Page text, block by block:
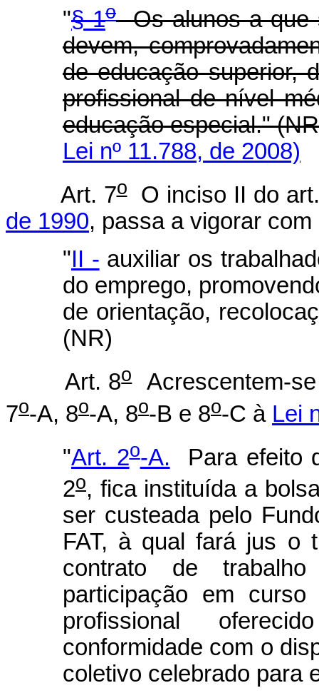
"§ 1oOs alunos a que
devem,
de educação superior,
profissional de nível
educação especial."
Lei nº 11.788, de 2008)
Art. 7oO inciso II do
de 1990, passa a vigorar
"II - auxiliar os
do emprego,
de orientação,
(NR)
Art. 8oAcrescentem-se
7o-A, 8o-A, 8o-B e 8o-C à Lei
"Art. 2o-A. Para efeito
2o, fica instituída a
ser custeada pelo
FAT, à qual fará jus o
contrato de
participação em
profissional
conformidade com o
coletivo celebrado para